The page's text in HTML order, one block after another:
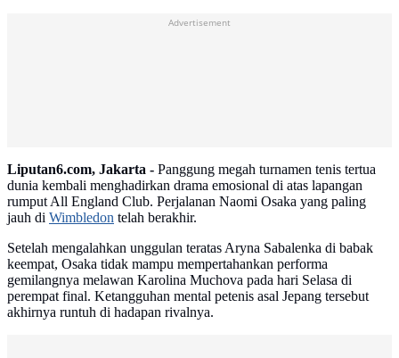
Advertisement
Liputan6.com, Jakarta - Panggung megah turnamen tenis tertua
dunia kembali menghadirkan drama emosional di atas lapangan
rumput All England Club. Perjalanan Naomi Osaka yang paling
jauh di Wimbledon telah berakhir.
Setelah mengalahkan unggulan teratas Aryna Sabalenka di babak
keempat, Osaka tidak mampu mempertahankan performa
gemilangnya melawan Karolina Muchova pada hari Selasa di
perempat final. Ketangguhan mental petenis asal Jepang tersebut
akhirnya runtuh di hadapan rivalnya.